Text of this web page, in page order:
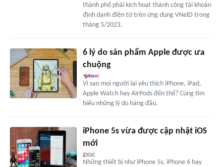
thành phố phải kích hoạt thành công tài khoản
định danh điện tử trên ứng dụng VNelD trong
tháng 5/2023.
6 lý do sản phẩm Apple được ưa
chuộng
Vì sao mọi người lại yêu thích iPhone, iPad,
Apple Watch hay AirPods đến thế? Cùng tìm
hiểu những lý do hàng đầu.
iPhone 5s vừa được cập nhật iOS
mới
Những thiết bị như iPhone 5s, iPhone 6 hay